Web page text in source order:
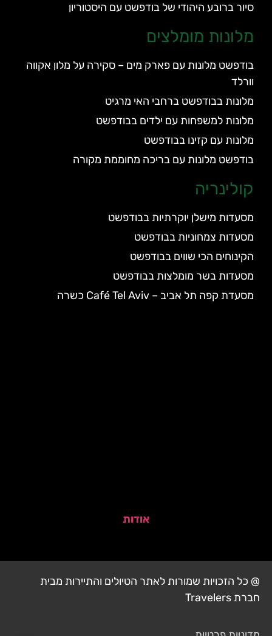
סיור ברובע היהודי של בודפשט עם היסטוריון
מלונות מומלצים
בודפשט מלונות עם פארק מים – סקירה על מלון אקווה
וורלד
מלונות בבודפשט ברחבי האי מרגיט
מלונות למשפחות עם ילדים בבודפשט
מלונות עם קזינו בבודפשט
בודפשט מלונות עם בריכה מחוממת מקורה
קולינריה
מסעדות מישלן יוקרתיות בבודפשט
מסעדות צמחוניות בבודפשט
הקינוחים הכי שווים בבודפשט
מסעדות בשר מומלצות בבודפשט
מסעדת קפה תל אביב – Café Tel Aviv כשרה
אודות
@ כל הזכויות שמורות לאתר הטיולים והתיירות מבית
חברת Travelers